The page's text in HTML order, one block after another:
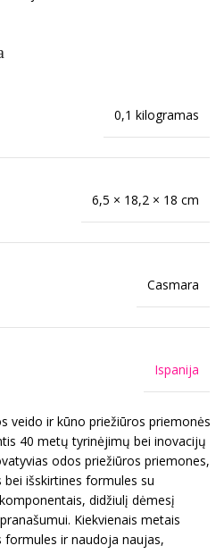
0,1 kilogramas
6,5 × 18,2 × 18 cm
Casmara
Ispanija
veido ir kūno priežiūros priemonės
40 metų tyrinėjimų bei inovacijų
odos priežiūros priemones,
išskirtines formules su
didžiulį dėmesį
Kiekvienais metais
formules ir naudoja naujas,